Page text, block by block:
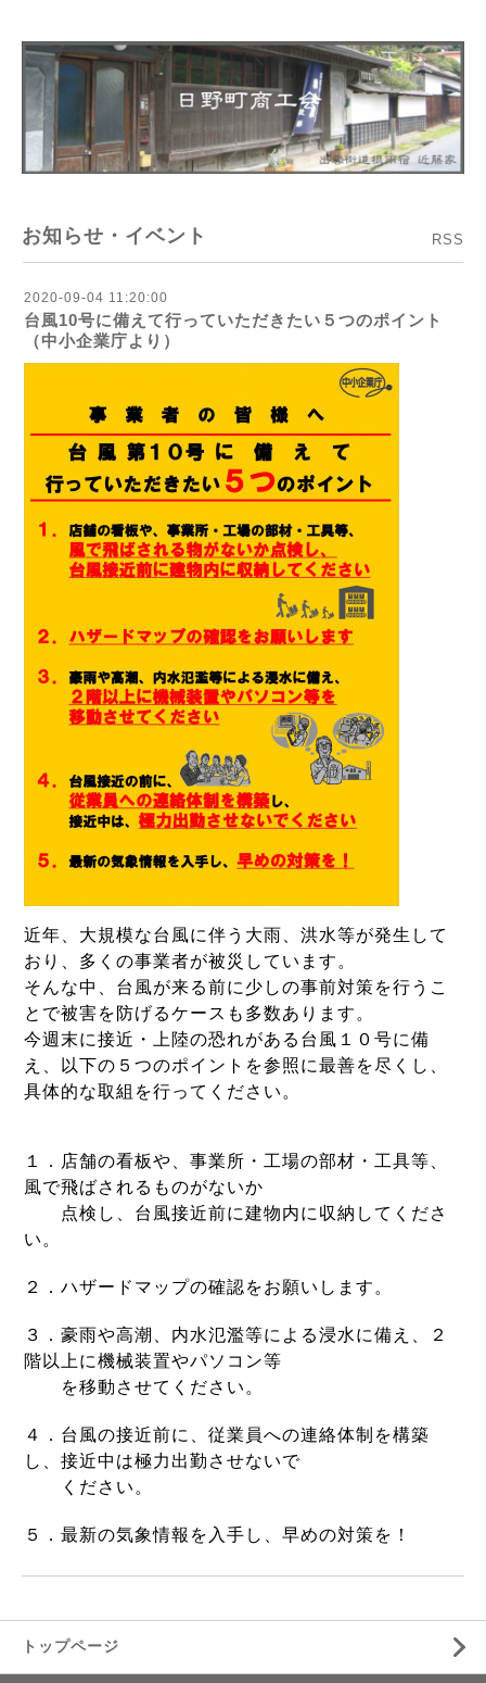
お知らせ・イベント RSS
2020-09-04 11:20:00
台風10号に備えて行っていただきたい５つのポイント
（中小企業庁より）
近年、大規模な台風に伴う大雨、洪水等が発生して
おり、多くの事業者が被災しています。
そんな中、台風が来る前に少しの事前対策を行うこ
とで被害を防げるケースも多数あります。
今週末に接近・上陸の恐れがある台風１０号に備
え、以下の５つのポイントを参照に最善を尽くし、
具体的な取組を行ってください。
１．店舗の看板や、事業所・工場の部材・工具等、
風で飛ばされるものがないか
点検 し、台風接近前に建物内に収納してくださ
い。
２．ハザードマップの確認をお願いします。
３．豪雨や高潮、内水氾濫等による浸水に備え、２
階以上に機械装置やパソコン等
を移動させてください。
４．台風の接近前に、従業員への連絡体制を構築
し、接近中は極力出勤させないで
ください。
５．最新の気象情報を入手し、早めの対策を！
トップページ